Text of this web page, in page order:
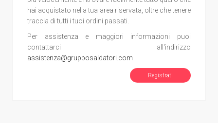
hai acquistato nella tua area riservata, oltre che tenere
traccia di tutti i tuoi ordini passati.
Per assistenza e maggiori informazioni puoi
contattarci all'indirizzo
assistenza@grupposaldatori.com
Registrati